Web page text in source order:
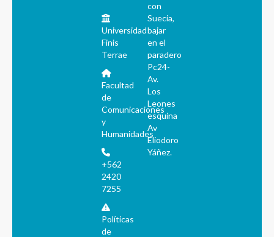
Universidad
Finis
Terrae
Facultad
de
Comunicaciones
y
Humanidades
+562
2420
7255
Políticas
de
con
Suecia,
bajar
en el
paradero
Pc24-
Av.
Los
Leones
esquina
Av
Eliodoro
Yáñez.